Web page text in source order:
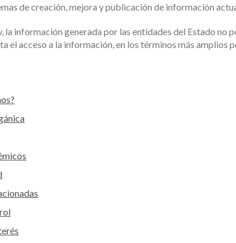
de creación, mejora y publicación de información
la información generada por las entidades del Estado
el acceso a la información, en los términos más amplios